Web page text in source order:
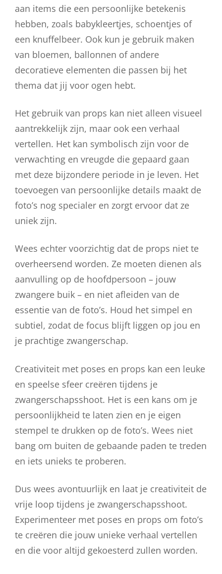
aan items die een persoonlijke betekenis
hebben, zoals babykleertjes, schoentjes of
een knuffelbeer. Ook kun je gebruik maken
van bloemen, ballonnen of andere
decoratieve elementen die passen bij het
thema dat jij voor ogen hebt.
Het gebruik van props kan niet alleen visueel
aantrekkelijk zijn, maar ook een verhaal
vertellen. Het kan symbolisch zijn voor de
verwachting en vreugde die gepaard gaan
met deze bijzondere periode in je leven. Het
toevoegen van persoonlijke details maakt de
foto’s nog specialer en zorgt ervoor dat ze
uniek zijn.
Wees echter voorzichtig dat de props niet te
overheersend worden. Ze moeten dienen als
aanvulling op de hoofdpersoon – jouw
zwangere buik – en niet afleiden van de
essentie van de foto’s. Houd het simpel en
subtiel, zodat de focus blijft liggen op jou en
je prachtige zwangerschap.
Creativiteit met poses en props kan een leuke
en speelse sfeer creëren tijdens je
zwangerschapsshoot. Het is een kans om je
persoonlijkheid te laten zien en je eigen
stempel te drukken op de foto’s. Wees niet
bang om buiten de gebaande paden te treden
en iets unieks te proberen.
Dus wees avontuurlijk en laat je creativiteit de
vrije loop tijdens je zwangerschapsshoot.
Experimenteer met poses en props om foto’s
te creëren die jouw unieke verhaal vertellen
en die voor altijd gekoesterd zullen worden.